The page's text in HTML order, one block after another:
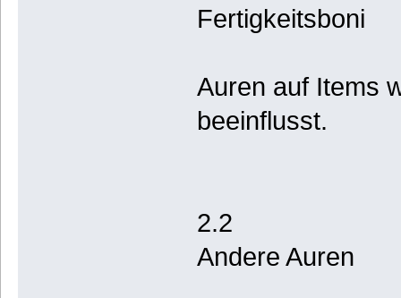
Fertigkeitsboni
Auren auf Items
beeinflusst.
2.2
Andere Auren